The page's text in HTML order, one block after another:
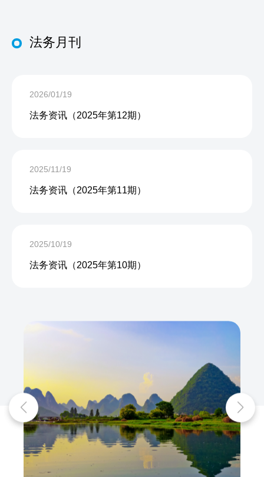
法务月刊
2026/01/19
法务资讯（2025年第12期）
2025/11/19
法务资讯（2025年第11期）
2025/10/19
法务资讯（2025年第10期）